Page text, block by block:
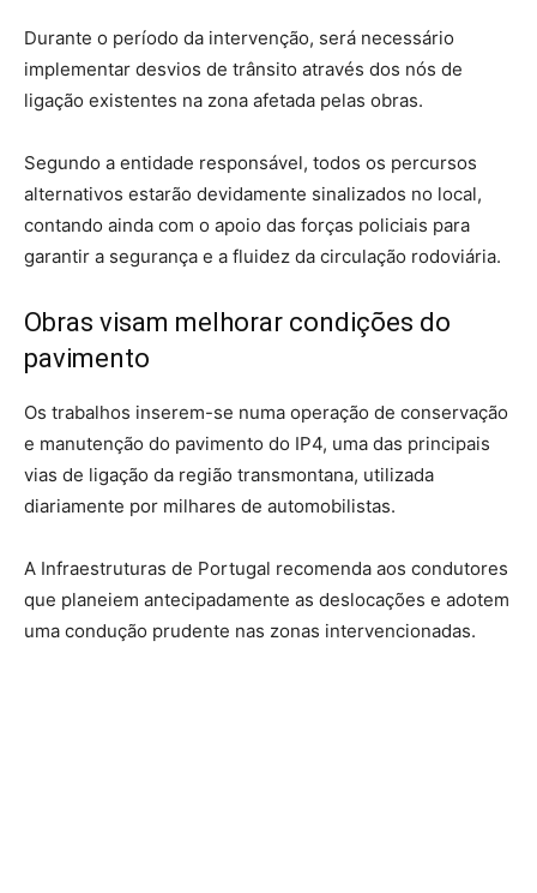
Durante o período da intervenção, será necessário
implementar desvios de trânsito através dos nós de
ligação existentes na zona afetada pelas obras.
Segundo a entidade responsável, todos os percursos
alternativos estarão devidamente sinalizados no local,
contando ainda com o apoio das forças policiais para
garantir a segurança e a fluidez da circulação rodoviária.
Obras visam melhorar condições do
pavimento
Os trabalhos inserem-se numa operação de conservação
e manutenção do pavimento do IP4, uma das principais
vias de ligação da região transmontana, utilizada
diariamente por milhares de automobilistas.
A Infraestruturas de Portugal recomenda aos condutores
que planeiem antecipadamente as deslocações e adotem
uma condução prudente nas zonas intervencionadas.